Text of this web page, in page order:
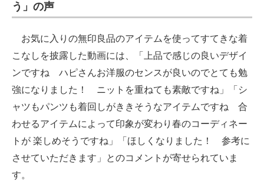
う」の声
お気に入りの無印良品のアイテムを使ってすてきな着
こなしを披露した動画には、「上品で感じの良いデザイ
ンですね ハピさんお洋服のセンスが良いのでとても勉
強になりました！ ニットを重ねても素敵ですね」「シ
ャツもパンツも着回しがききそうなアイテムですね 合
わせるアイテムによって印象が変わり春のコーディネー
トが 楽しめそうですね」「ほしくなりました！ 参考に
させていただきます」とのコメントが寄せられていま
す。